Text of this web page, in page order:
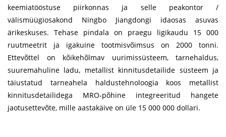
keemiatööstuse piirkonnas ja selle peakontor /
välismüügiosakond Ningbo Jiangdongi idaosas asuvas
ärikeskuses. Tehase pindala on praegu ligikaudu 15 000
ruutmeetrit ja igakuine tootmisvõimsus on 2000 tonni.
Ettevõttel on kõikehõlmav uurimissüsteem, tarnehaldus,
suuremahuline ladu, metallist kinnitusdetailide süsteem ja
täiustatud tarneahela haldustehnoloogia koos metallist
kinnitusdetailidega MRO-põhine integreeritud hangete
jaotusettevõte, mille aastakäive on üle 15 000 000 dollari.